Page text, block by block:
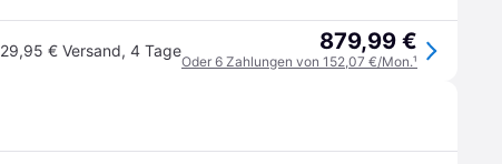
29,95 € Versand, 4 Tage 879,99 €
Oder 6 Zahlungen von 152,07 €/Mon.¹